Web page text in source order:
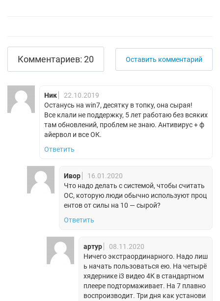
Комментариев: 20 Оставить комментарий
Ник
22.10.2019
Останусь на win7, десятку в топку, она сырая!
Все клали не поддержку, 5 лет работаю без всяких
там обновлений, проблем не знаю. Антивирус + ф
айервол и все ОК.
Ответить
Ивор
16.01.2020
Что надо делать с системой, чтобы считать
ОС, которую люди обычно используют проц
ентов от силы на 10 — сырой?
Ответить
артур
08.11.2020
Ничего экстраординарного. Надо лиш
ь начать пользоваться ею. На четырё
хядернике i3 видео 4К в стандартном
плеере подтормаживает. На 7 плавно
воспроизводит. Три дня как установи